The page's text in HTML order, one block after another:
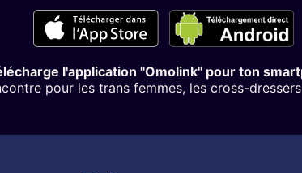
l'application "Omolink" pour ton
pour les trans femmes, les cross-